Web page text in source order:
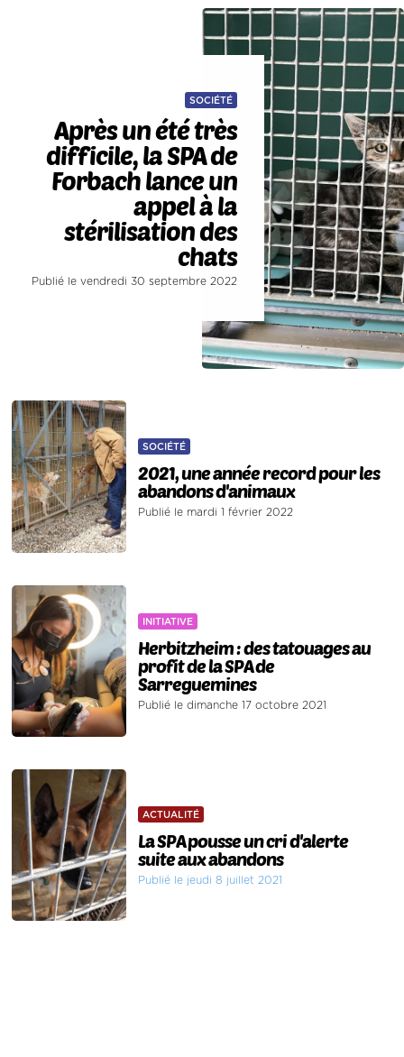
SOCIÉTÉ
Après un été très
difficile, la SPA de
Forbach lance un
appel à la
stérilisation des
chats
Publié le vendredi 30 septembre 2022
SOCIÉTÉ
2021, une année record pour les
abandons d'animaux
Publié le mardi 1 février 2022
INITIATIVE
Herbitzheim : des tatouages au
profit de la SPA de
Sarreguemines
Publié le dimanche 17 octobre 2021
ACTUALITÉ
La SPA pousse un cri d'alerte
suite aux abandons
Publié le jeudi 8 juillet 2021